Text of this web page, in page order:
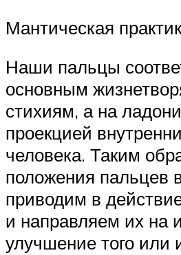
Мантическая
Наши пальцы
основным
стихиям, а на
проекцией
человека. Таким
положения пальцев
приводим в
и направляем их на
улучшение того или